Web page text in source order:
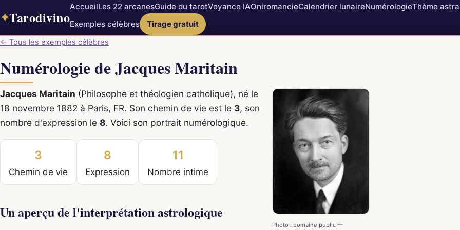
✦Tarodivino
AccueilLes 22 arcanesGuide du tarotVoyance IAOniromancieCalendrier lunaireNumérologieThème
Exemples célèbres
Tirage gratuit
← Tous les exemples célèbres
Numérologie de Jacques Maritain
Photo : domaine public —
Jacques Maritain (Philosophe et théologien catholique), né le
18 novembre 1882 à Paris, FR. Son chemin de vie est le 3, son
nombre d'expression le 8. Voici son portrait numérologique.
3
Chemin de vie
8
Expression
11
Nombre intime
Un aperçu de l'interprétation astrologique